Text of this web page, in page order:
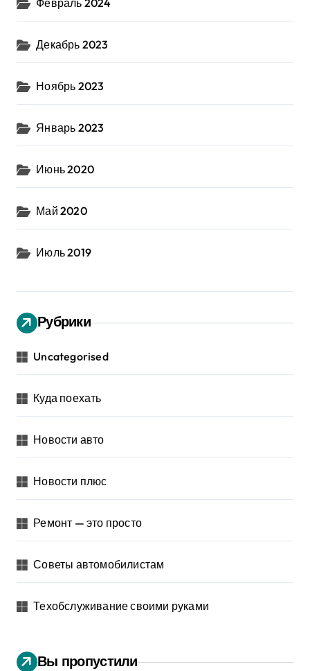
Февраль 2024
Декабрь 2023
Ноябрь 2023
Январь 2023
Июнь 2020
Май 2020
Июль 2019
Рубрики
Uncategorised
Куда поехать
Новости авто
Новости плюс
Ремонт — это просто
Советы автомобилистам
Техобслуживание своими руками
Вы пропустили